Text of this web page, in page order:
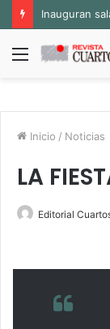
Menú
Inicio / Noticias
LA
Editorial